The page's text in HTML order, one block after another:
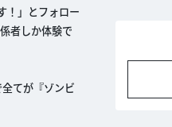
！」とフォロー
者しか体験で
てが『ゾンビ